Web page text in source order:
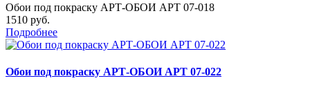
Обои под покраску АРТ-ОБОИ АРТ 07-018
1510 руб.
Подробнее
Обои под покраску АРТ-ОБОИ АРТ 07-022